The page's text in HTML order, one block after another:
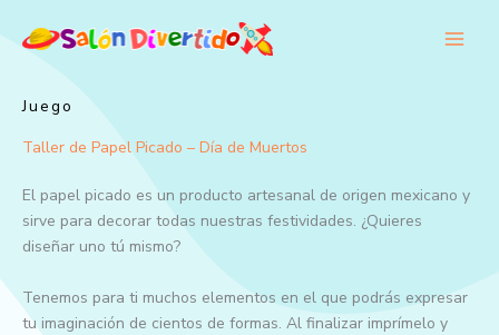
Juego
Taller de Papel Picado – Día de Muertos
El papel picado es un producto artesanal de origen mexicano y
sirve para decorar todas nuestras festividades. ¿Quieres
diseñar uno tú mismo?
Tenemos para ti muchos elementos en el que podrás expresar
tu imaginación de cientos de formas. Al finalizar imprímelo y